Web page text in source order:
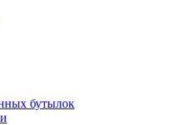
бутылок